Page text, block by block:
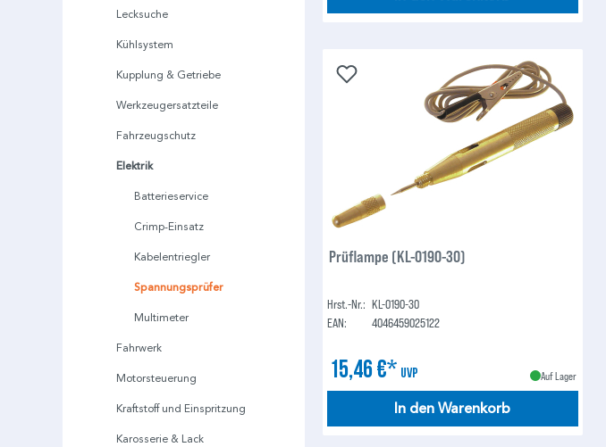
Lecksuche
Kühlsystem
Kupplung & Getriebe
Werkzeugersatzteile
Fahrzeugschutz
Elektrik
Batterieservice
Crimp-Einsatz
Kabelentriegler
Spannungsprüfer
Multimeter
Fahrwerk
Motorsteuerung
Kraftstoff und Einspritzung
Karosserie & Lack
Prüflampe (KL-0190-30)
Hrst.-Nr.: KL-0190-30
EAN:
4046459025122
15,46 €* UVP Auf Lager
In den Warenkorb